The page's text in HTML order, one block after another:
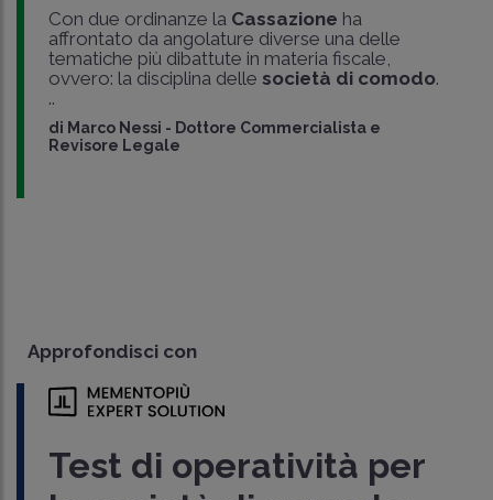
Con due ordinanze la Cassazione ha
affrontato da angolature diverse una delle
tematiche più dibattute in materia fiscale,
ovvero: la disciplina delle società di comodo.
..
di Marco Nessi - Dottore Commercialista e
Revisore Legale
Approfondisci con
Test di operatività per